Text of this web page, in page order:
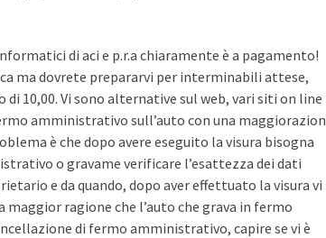
di aci e p.r.a chiaramente è a pagamento!
ma dovrete prepararvi per interminabili attese,
10,00. Vi sono alternative sul web, vari siti on line
amministrativo sull’auto con una
è che dopo avere eseguito la visura bisogna
o gravame verificare l’esattezza dei dati
e da quando, dopo aver effettuato la visura vi
ragione che l’auto che grava in fermo
di fermo amministrativo, capire se vi è